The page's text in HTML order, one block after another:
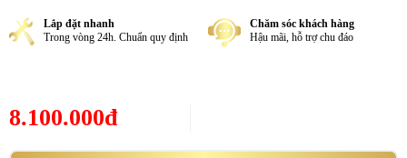
Lắp đặt nhanh
Trong vòng 24h. Chuẩn quy định
Chăm sóc khách hàng
Hậu mãi, hỗ trợ chu đáo
8.100.000đ